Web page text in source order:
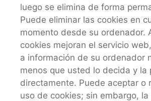
luego se elimina de forma
Puede eliminar las cookies en
momento desde su ordenador.
cookies mejoran el servicio
a información de su ordenador
menos que usted lo decida y la
directamente. Puede aceptar o
uso de cookies; sin embargo,